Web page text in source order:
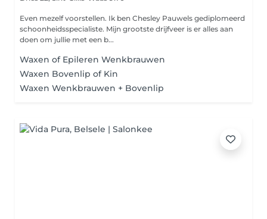
Even mezelf voorstellen. Ik ben Chesley Pauwels gediplomeerd
schoonheidsspecialiste. Mijn grootste drijfveer is er alles aan
doen om jullie met een b...
Waxen of Epileren Wenkbrauwen
Waxen Bovenlip of Kin
Waxen Wenkbrauwen + Bovenlip